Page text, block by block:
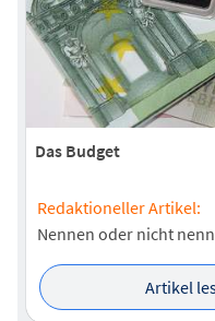
Das Budget
Redaktioneller Artikel:
Nennen oder nicht
Artikel